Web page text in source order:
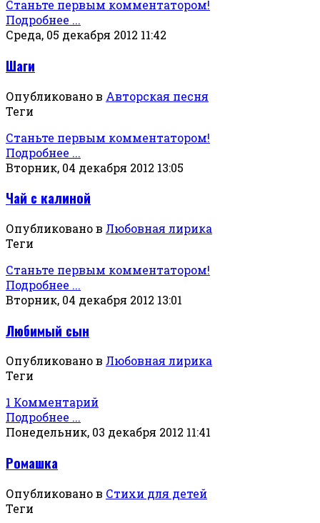
Станьте первым комментатором!
Подробнее ...
Среда, 05 декабря 2012 11:42
Шаги
Опубликовано в Авторская песня
Теги
Станьте первым комментатором!
Подробнее ...
Вторник, 04 декабря 2012 13:05
Чай с калиной
Опубликовано в Любовная лирика
Теги
Станьте первым комментатором!
Подробнее ...
Вторник, 04 декабря 2012 13:01
Любимый сын
Опубликовано в Любовная лирика
Теги
1 Комментарий
Подробнее ...
Понедельник, 03 декабря 2012 11:41
Ромашка
Опубликовано в Стихи для детей
Теги